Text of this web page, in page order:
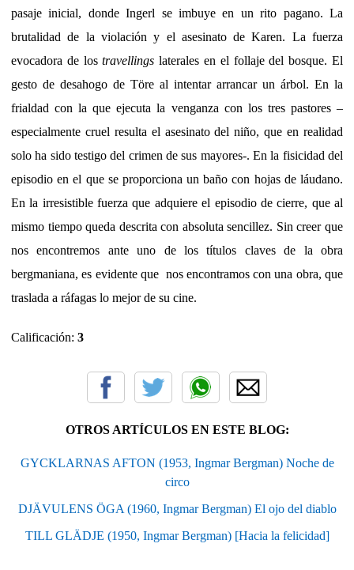
pasaje inicial, donde Ingerl se imbuye en un rito pagano. La
brutalidad de la violación y el asesinato de Karen. La fuerza
evocadora de lostravellings laterales en el follaje del bosque. El
gesto de desahogo de Töre al intentar arrancar un árbol. En la
frialdad con la que ejecuta la venganza con los tres pastores –
especialmente cruel resulta el asesinato del niño, que en realidad
solo ha sido testigo del crimen de sus mayores-. En la fisicidad del
episodio en el que se proporciona un baño con hojas de láudano.
En la irresistible fuerza que adquiere el episodio de cierre, que al
mismo tiempo queda descrita con absoluta sencillez. Sin creer que
nos encontremos ante uno de los títulos claves de la obra
bergmaniana, es evidente que nos encontramos con una obra, que
traslada a ráfagas lo mejor de su cine.
Calificación: 3
OTROS ARTÍCULOS EN ESTE BLOG:
GYCKLARNAS AFTON (1953, Ingmar Bergman) Noche de
circo
DJÄVULENS ÖGA (1960, Ingmar Bergman) El ojo del diablo
TILL GLÄDJE (1950, Ingmar Bergman) [Hacia la felicidad]